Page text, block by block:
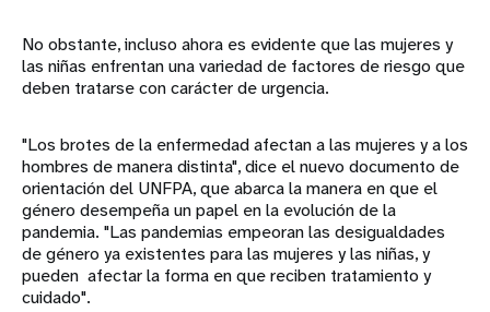
No obstante, incluso ahora es evidente que las mujeres y
las niñas enfrentan una variedad de factores de riesgo que
deben tratarse con carácter de urgencia.
"Los brotes de la enfermedad afectan a las mujeres y a los
hombres de manera distinta", dice el nuevo documento de
orientación del UNFPA, que abarca la manera en que el
género desempeña un papel en la evolución de la
pandemia. "Las pandemias empeoran las desigualdades
de género ya existentes para las mujeres y las niñas, y
pueden afectar la forma en que reciben tratamiento y
cuidado".